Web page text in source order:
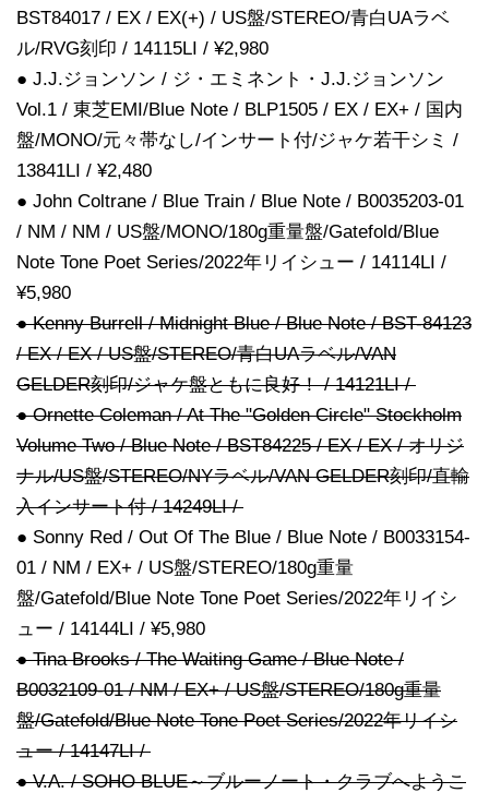
BST84017 / EX / EX(+) / US盤/STEREO/青白UAラベ
ル/RVG刻印 / 14115LI / ¥2,980
● J.J.ジョンソン / ジ・エミネント・J.J.ジョンソン
Vol.1 / 東芝EMI/Blue Note / BLP1505 / EX / EX+ / 国内
盤/MONO/元々帯なし/インサート付/ジャケ若干シミ /
13841LI / ¥2,480
● John Coltrane / Blue Train / Blue Note / B0035203-01
/ NM / NM / US盤/MONO/180g重量盤/Gatefold/Blue
Note Tone Poet Series/2022年リイシュー / 14114LI /
¥5,980
● Kenny Burrell / Midnight Blue / Blue Note / BST-84123
/ EX / EX / US盤/STEREO/青白UAラベル/VAN
GELDER刻印/ジャケ盤ともに良好！ / 14121LI /
● Ornette Coleman / At The "Golden Circle" Stockholm
Volume Two / Blue Note / BST84225 / EX / EX / オリジ
ナル/US盤/STEREO/NYラベル/VAN GELDER刻印/直輸
入インサート付 / 14249LI /
● Sonny Red / Out Of The Blue / Blue Note / B0033154-
01 / NM / EX+ / US盤/STEREO/180g重量
盤/Gatefold/Blue Note Tone Poet Series/2022年リイシ
ュー / 14144LI / ¥5,980
● Tina Brooks / The Waiting Game / Blue Note /
B0032109-01 / NM / EX+ / US盤/STEREO/180g重量
盤/Gatefold/Blue Note Tone Poet Series/2022年リイシ
ュー / 14147LI /
● V.A. / SOHO BLUE～ブルーノート・クラブへようこ